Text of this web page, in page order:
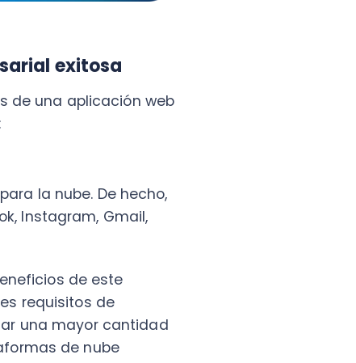
de este
mayor cantidad
de nube
ofrecen
través de
servidores
desde el
la
.